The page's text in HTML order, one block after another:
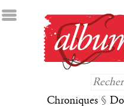
Chroniques §